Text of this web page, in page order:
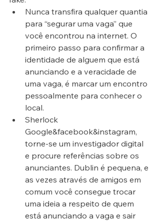
Nunca transfira qualquer quantia
para “segurar uma vaga” que
você encontrou na internet. O
primeiro passo para confirmar a
identidade de alguem que está
anunciando e a veracidade de
uma vaga, é marcar um encontro
pessoalmente para conhecer o
local.
Sherlock
Google&facebook&instagram,
torne-se um investigador digital
e procure referências sobre os
anunciantes. Dublin é pequena, e
as vezes através de amigos em
comum você consegue trocar
uma ideia a respeito de quem
está anunciando a vaga e sair